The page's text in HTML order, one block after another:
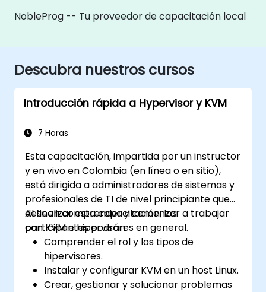
NobleProg -- Tu proveedor de capacitación local
Descubra nuestros cursos
Introducción rápida a Hypervisor y KVM
7 Horas
Esta capacitación, impartida por un instructor
y en vivo en Colombia (en línea o en sitio),
está dirigida a administradores de sistemas y
profesionales de TI de nivel principiante que
deseen comprender y comenzar a trabajar
con KVM e hipervisores en general.
Al finalizar esta capacitación, los
participantes podrán:
Comprender el rol y los tipos de
hipervisores.
Instalar y configurar KVM en un host Linux.
Crear, gestionar y solucionar problemas